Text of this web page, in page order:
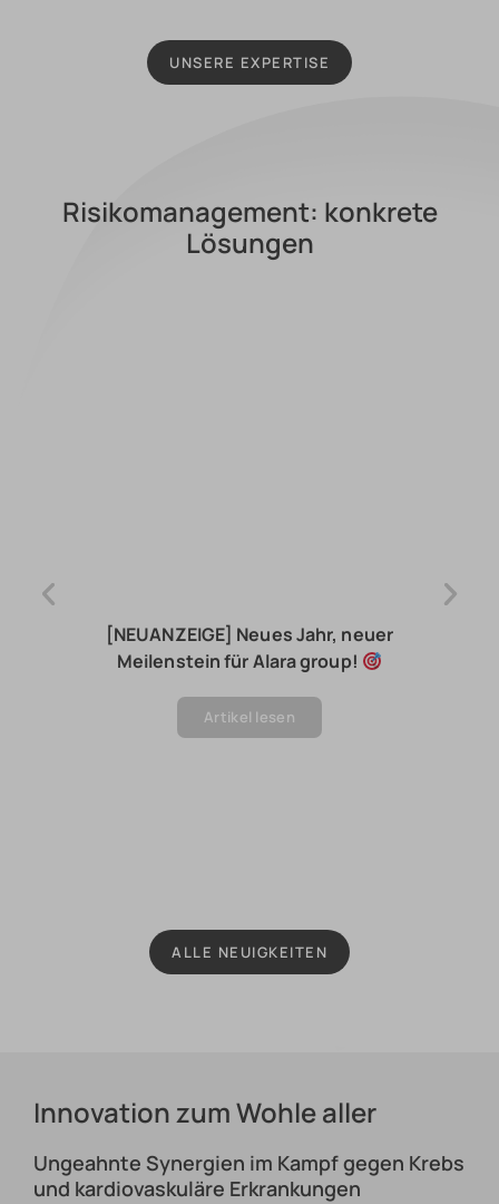
UNSERE EXPERTISE
Risikomanagement: konkrete
Lösungen
[NEUANZEIGE] Neues Jahr, neuer
Meilenstein für Alara group!
Artikel lesen
ALLE NEUIGKEITEN
Innovation zum Wohle aller
Ungeahnte Synergien im Kampf gegen Krebs
und kardiovaskuläre Erkrankungen